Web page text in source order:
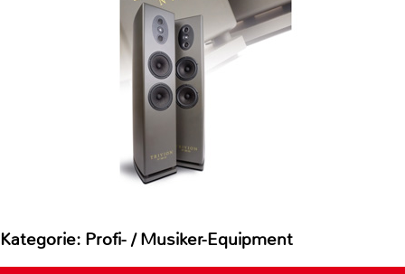
Kategorie: Profi- / Musiker-Equipment